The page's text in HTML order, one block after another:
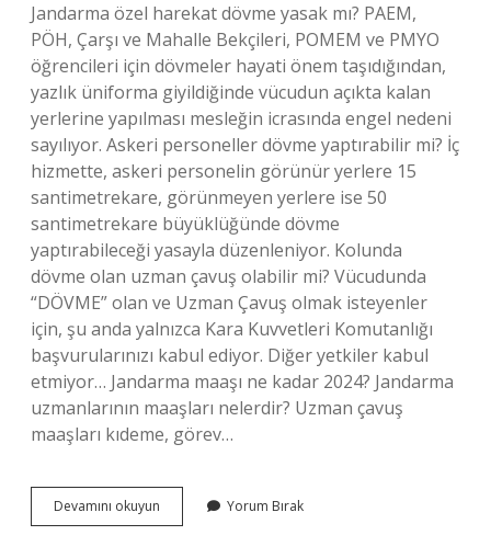
Jandarma özel harekat dövme yasak mı? PAEM,
PÖH, Çarşı ve Mahalle Bekçileri, POMEM ve PMYO
öğrencileri için dövmeler hayati önem taşıdığından,
yazlık üniforma giyildiğinde vücudun açıkta kalan
yerlerine yapılması mesleğin icrasında engel nedeni
sayılıyor. Askeri personeller dövme yaptırabilir mi? İç
hizmette, askeri personelin görünür yerlere 15
santimetrekare, görünmeyen yerlere ise 50
santimetrekare büyüklüğünde dövme
yaptırabileceği yasayla düzenleniyor. Kolunda
dövme olan uzman çavuş olabilir mi? Vücudunda
“DÖVME” olan ve Uzman Çavuş olmak isteyenler
için, şu anda yalnızca Kara Kuvvetleri Komutanlığı
başvurularınızı kabul ediyor. Diğer yetkiler kabul
etmiyor… Jandarma maaşı ne kadar 2024? Jandarma
uzmanlarının maaşları nelerdir? Uzman çavuş
maaşları kıdeme, görev…
Devamını okuyun Jandarma
Dövme
Yorum Bırak